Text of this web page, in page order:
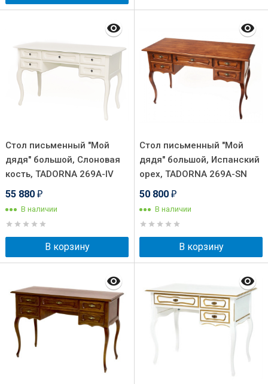
Стол письменный "Мой
дядя" большой, Слоновая
кость, TADORNA 269А-IV
55 880 ₽
В наличии
В корзину
Стол письменный "Мой
дядя" большой, Испанский
орех, TADORNA 269А-SN
50 800 ₽
В наличии
В корзину